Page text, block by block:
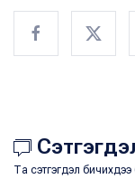
Та сэтгэгдэл бичихдээ